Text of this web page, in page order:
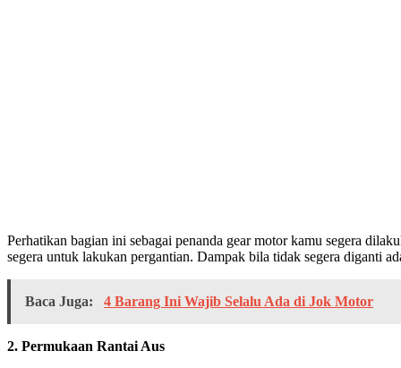
Perhatikan bagian ini sebagai penanda gear motor kamu segera
segera untuk lakukan pergantian. Dampak bila tidak segera diganti
Baca Juga: 4 Barang Ini Wajib Selalu Ada di Jok Motor
2. Permukaan Rantai Aus